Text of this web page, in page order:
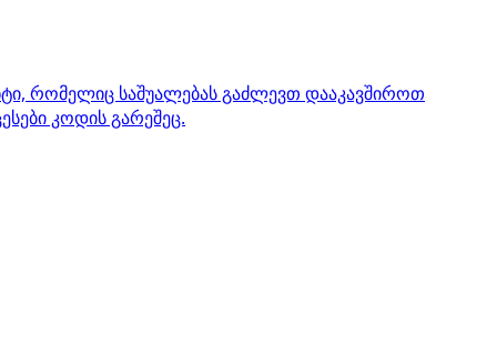
რომელიც საშუალებას გაძლევთ დააკავშიროთ
კოდის გარეშეც.